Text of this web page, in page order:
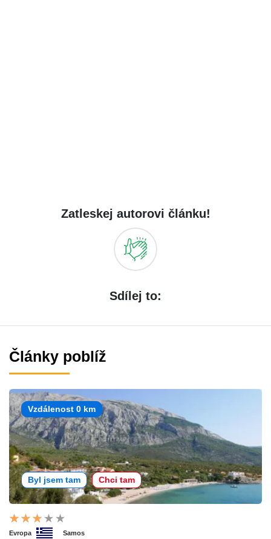
Zatleskej autorovi článku!
Sdílej to:
Články poblíž
Vzdálenost 0 km
Byl jsem tam Chci tam
Evropa Samos